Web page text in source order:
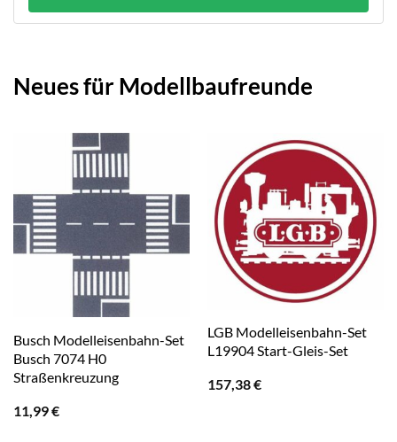
Neues für Modellbaufreunde
Busch Modelleisenbahn-Set
Busch 7074 H0
Straßenkreuzung
11,99€
LGB Modelleisenbahn-Set
L19904 Start-Gleis-Set
157,38€